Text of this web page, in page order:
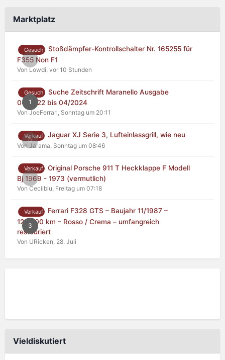
Marktplatz
0
Gesuch
Stoßdämpfer-Kontrollschalter Nr. 165255 für
F355 Non F1
Von Lowdi, vor 10 Stunden
1
Gesuch
Suche Zeitschrift Maranello Ausgabe
04/2022 bis 04/2024
Von JoeFerrari, Sonntag um 20:11
0
Verkauf Jaguar XJ Serie 3, Lufteinlassgrill, wie neu
Von Jarama, Sonntag um 08:46
0
Verkauf
Original Porsche 911 T Heckklappe F Modell
Bj 1969 - 1973 (vermutlich)
Von Cecilblu, Freitag um 07:18
3
Verkauf
Ferrari F328 GTS – Baujahr 11/1987 –
125.000 km – Rosso / Crema – umfangreich
restauriert
Von URicken, 28. Juli
Vieldiskutiert